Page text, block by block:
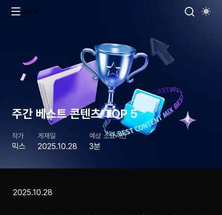
주간 베스트 콘텐츠 TOP 5
작가
믹스
게재일
2025.10.28
예상 소요시간
3분
2025.10.28